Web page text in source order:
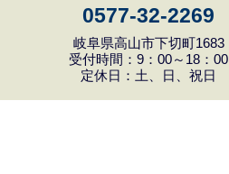
0577-32-2269
岐阜県高山市下切町1683
受付時間：9：00～18：00
定休日：土、日、祝日